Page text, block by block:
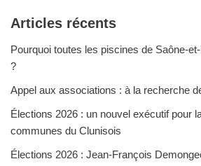
Articles récents
Pourquoi toutes les piscines de Saône-
?
Appel aux associations : à la recherche
Élections 2026 : un nouvel exécutif pour
communes du Clunisois
Élections 2026 : Jean-François